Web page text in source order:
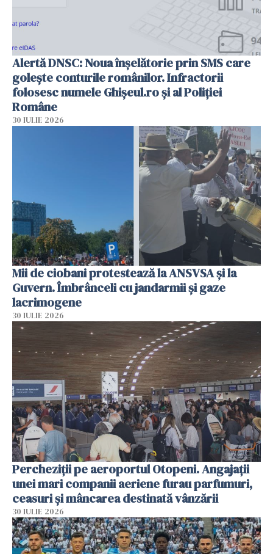
Alertă DNSC: Noua înșelătorie prin SMS care
golește conturile românilor. Infractorii
folosesc numele Ghișeul.ro și al Poliției
Române
30 IULIE 2026
Mii de ciobani protestează la ANSVSA și la
Guvern. Îmbrânceli cu jandarmii și gaze
lacrimogene
30 IULIE 2026
Percheziții pe aeroportul Otopeni. Angajații
unei mari companii aeriene furau parfumuri,
ceasuri și mâncarea destinată vânzării
30 IULIE 2026